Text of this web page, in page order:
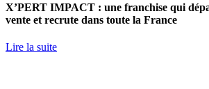
X’PERT IMPACT : une franchise qui
vente et recrute dans toute la France
Lire la suite